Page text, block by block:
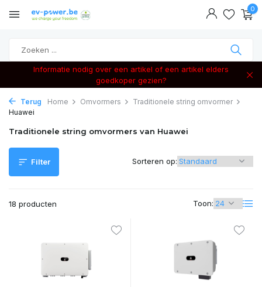
0
Informatie nodig over een artikel of een artikel elders
goedkoper gezien?
Terug Home Omvormers
Traditionele string omvormer
Huawei
Traditionele string omvormers van Huawei
Filter
18 producten Toon:
Sorteren op: